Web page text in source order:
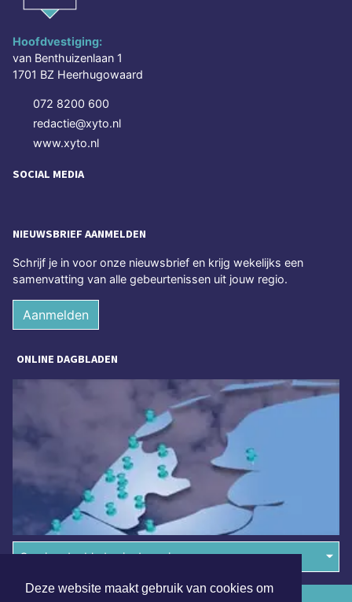
Deze website maakt gebruik van cookies om
Hoofdvestiging:
van Benthuizenlaan 1
1701 BZ Heerhugowaard
072 8200 600
redactie@xyto.nl
www.xyto.nl
SOCIAL MEDIA
NIEUWSBRIEF AANMELDEN
Schrijf je in voor onze nieuwsbrief en krijg wekelijks een
samenvatting van alle gebeurtenissen uit jouw regio.
Aanmelden
ONLINE DAGBLADEN
Overige dagbladen in de regio